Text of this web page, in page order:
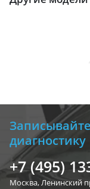
диагностику
+7 (495)
Москва, Ленинский